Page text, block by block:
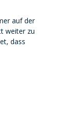
auf der
weiter zu
dass